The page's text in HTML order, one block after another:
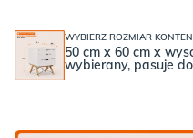
WYBIERZ ROZMIAR
50 cm x 60 cm x
wybierany, pasuje